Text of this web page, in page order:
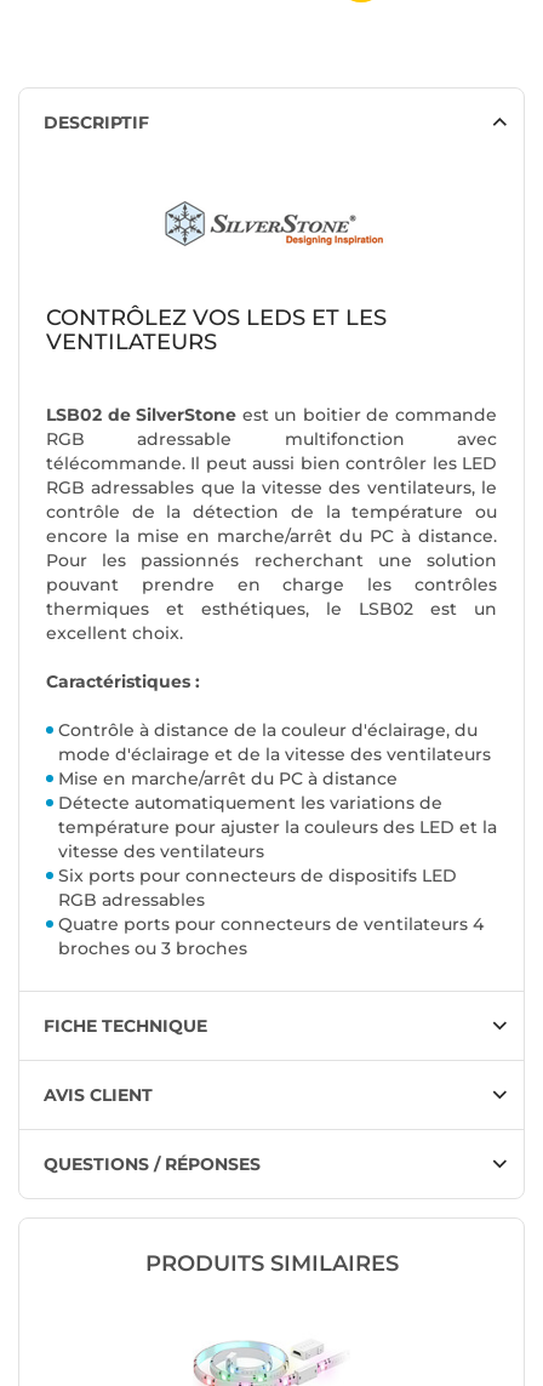
DESCRIPTIF
CONTRÔLEZ VOS LEDS ET LES
VENTILATEURS
LSB02 de SilverStone est un boitier de commande
RGB adressable multifonction avec
télécommande. Il peut aussi bien contrôler les LED
RGB adressables que la vitesse des ventilateurs, le
contrôle de la détection de la température ou
encore la mise en marche/arrêt du PC à distance.
Pour les passionnés recherchant une solution
pouvant prendre en charge les contrôles
thermiques et esthétiques, le LSB02 est un
excellent choix.
Caractéristiques :
Contrôle à distance de la couleur d'éclairage, du
mode d'éclairage et de la vitesse des ventilateurs
Mise en marche/arrêt du PC à distance
Détecte automatiquement les variations de
température pour ajuster la couleurs des LED et la
vitesse des ventilateurs
Six ports pour connecteurs de dispositifs LED
RGB adressables
Quatre ports pour connecteurs de ventilateurs 4
broches ou 3 broches
FICHE TECHNIQUE
AVIS CLIENT
QUESTIONS / RÉPONSES
PRODUITS SIMILAIRES